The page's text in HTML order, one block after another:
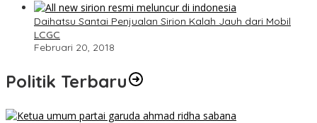
Daihatsu Santai Penjualan Sirion Kalah Jauh dari Mobil
LCGC
Februari 20, 2018
Politik Terbaru